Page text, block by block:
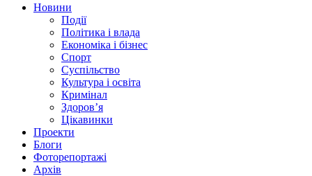
Новини
Події
Політика і влада
Економіка і бізнес
Спорт
Суспільство
Культура і освіта
Кримінал
Здоров’я
Цікавинки
Проекти
Блоги
Фоторепортажі
Архів